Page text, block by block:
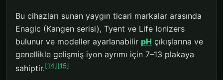
Bu cihazları sunan yaygın ticari markalar arasında
Enagic (Kangen serisi), Tyent ve Life Ionizers
bulunur ve modeller ayarlanabilir pH çıkışlarına ve
genellikle gelişmiş iyon ayrımı için 7–13 plakaya
sahiptir.[14] [15]